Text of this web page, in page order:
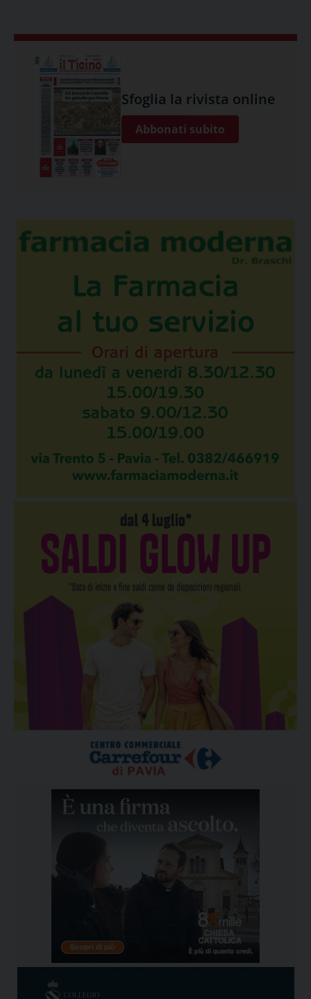
Sfoglia la rivista online
Abbonati subito